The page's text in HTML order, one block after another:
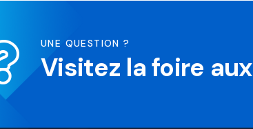
UNE QUESTION ?
Visitez la foire